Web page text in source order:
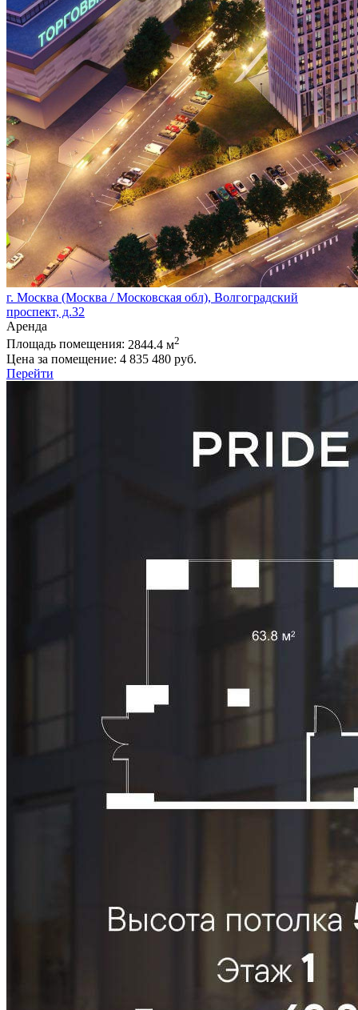
г. Москва (Москва / Московская обл), Волгоградский
проспект, д.32
Аренда
Площадь помещения: 2844.4 м2
Цена за помещение: 4 835 480 руб.
Перейти